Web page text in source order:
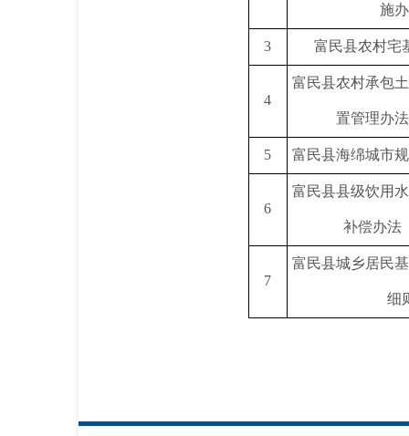
施
3 富民县农村宅
4
富民县农村承包
置管理办
5 富民县海绵城市
6
富民县县级饮用
补偿办法
7
富民县城乡居民
细